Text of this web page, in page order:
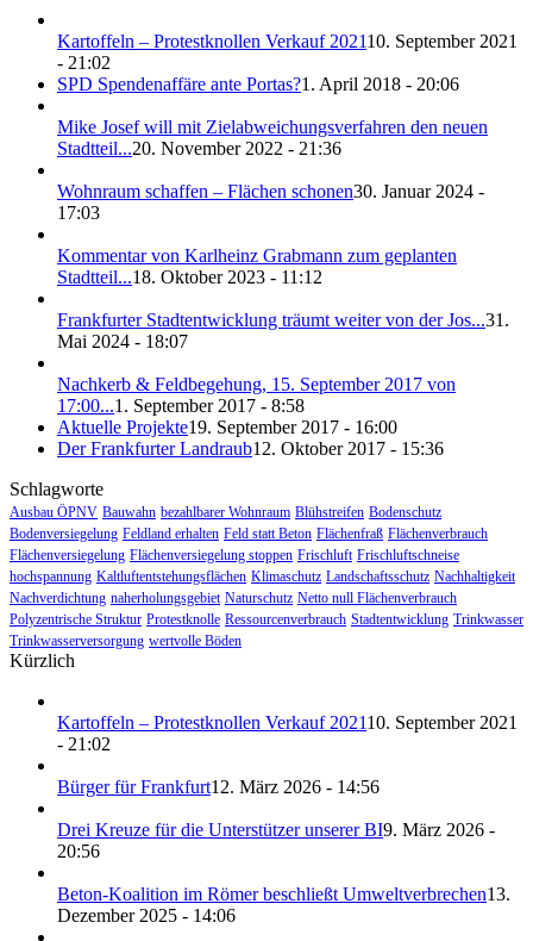
Kartoffeln – Protestknollen Verkauf 202110. September 2021
- 21:02
SPD Spendenaffäre ante Portas?1. April 2018 - 20:06
Mike Josef will mit Zielabweichungsverfahren den neuen
Stadtteil...20. November 2022 - 21:36
Wohnraum schaffen – Flächen schonen30. Januar 2024 -
17:03
Kommentar von Karlheinz Grabmann zum geplanten
Stadtteil...18. Oktober 2023 - 11:12
Frankfurter Stadtentwicklung träumt weiter von der Jos...31.
Mai 2024 - 18:07
Nachkerb & Feldbegehung, 15. September 2017 von
17:00...1. September 2017 - 8:58
Aktuelle Projekte19. September 2017 - 16:00
Der Frankfurter Landraub12. Oktober 2017 - 15:36
Schlagworte
Ausbau ÖPNV Bauwahn bezahlbarer Wohnraum Blühstreifen Bodenschutz
Bodenversiegelung Feldland erhalten Feld statt Beton Flächenfraß Flächenverbrauch
Flächenversiegelung Flächenversiegelung stoppen Frischluft Frischluftschneise
hochspannung Kaltluftentstehungsflächen Klimaschutz Landschaftsschutz Nachhaltigkeit
Nachverdichtung naherholungsgebiet Naturschutz Netto null Flächenverbrauch
Polyzentrische Struktur Protestknolle Ressourcenverbrauch Stadtentwicklung Trinkwasser
Trinkwasserversorgung wertvolle Böden
Kürzlich
Kartoffeln – Protestknollen Verkauf 202110. September 2021
- 21:02
Bürger für Frankfurt12. März 2026 - 14:56
Drei Kreuze für die Unterstützer unserer BI9. März 2026 -
20:56
Beton-Koalition im Römer beschließt Umweltverbrechen13.
Dezember 2025 - 14:06